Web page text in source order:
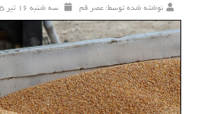
نوشته شده توسط: عصر قم سه شنبه ۱۶ تير ۱۴۰۵